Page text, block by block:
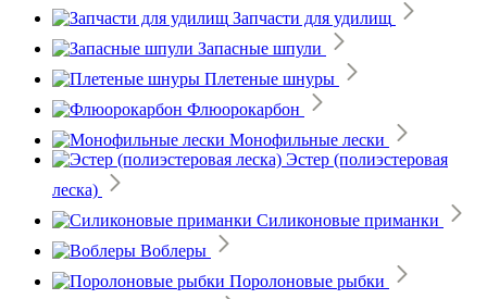
Запчасти для удилищ
Запасные шпули
Плетеные шнуры
Флюорокарбон
Монофильные лески
Эстер (полиэстеровая
леска)
Силиконовые приманки
Воблеры
Поролоновые рыбки